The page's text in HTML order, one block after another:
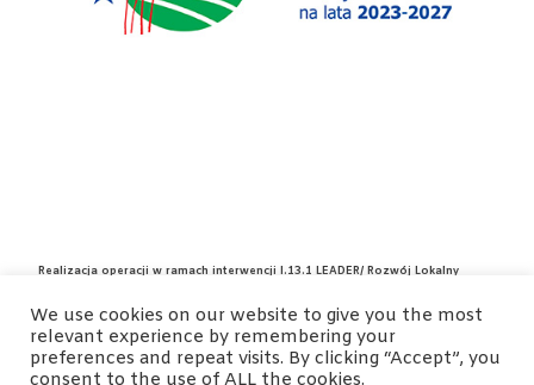
Realizacja operacji w ramach interwencji I.13.1 LEADER/ Rozwój Lokalny
prowadzi do osiągnięcia celu (SO8) „Promowanie zatrudnienia, wzrostu
równości płci, w tym udziału kobiet w rolnictwie, włączenia społęcznego i
rozwoju lokalnego na obszarach wiejskich, w tym biogospodarki o obiegu
zamkniętym i zrównoważonego leśnictwa” o ktorym mowa w art. 6 ust. 1 lit h
rozporządzenia 2021/2115.
We use cookies on our website to give you the most
relevant experience by remembering your
preferences and repeat visits. By clicking “Accept”, you
consent to the use of ALL the cookies.